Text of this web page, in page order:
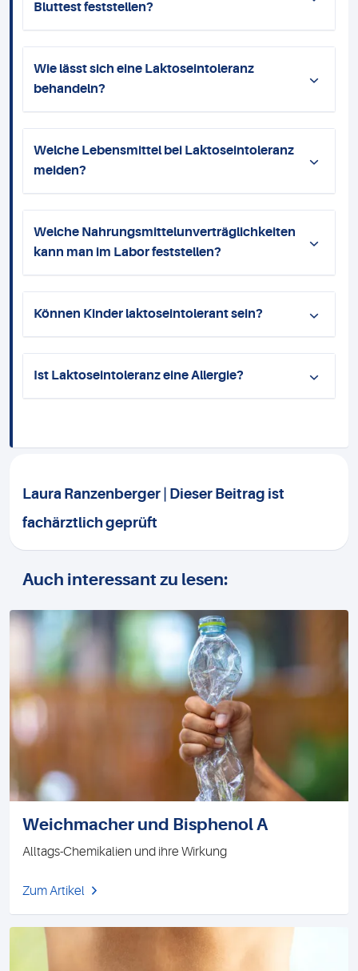
Bluttest feststellen?
Wie lässt sich eine Laktoseintoleranz
behandeln?
Welche Lebensmittel bei Laktoseintoleranz
meiden?
Welche Nahrungsmittelunverträglichkeiten
kann man im Labor feststellen?
Können Kinder laktoseintolerant sein?
Ist Laktoseintoleranz eine Allergie?
Laura Ranzenberger | Dieser Beitrag ist
fachärztlich geprüft
Auch interessant zu lesen:
Weichmacher und Bisphenol A
Alltags-Chemikalien und ihre Wirkung
Zum Artikel